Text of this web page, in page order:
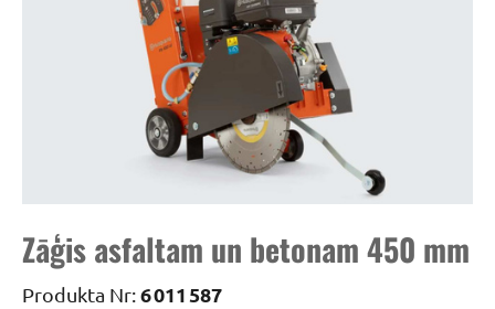
Zāģis asfaltam un betonam 450 mm
Produkta Nr:6 011 587